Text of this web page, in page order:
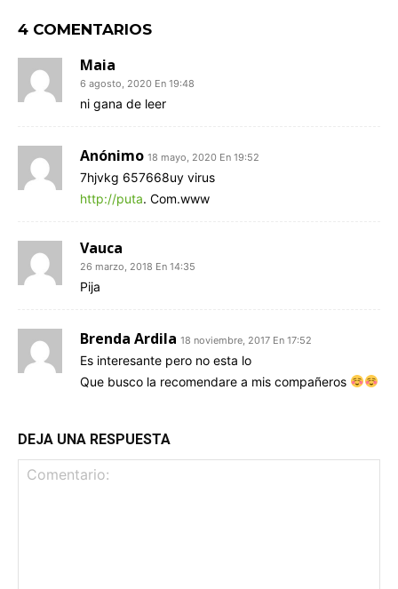
4 COMENTARIOS
Maia
6 agosto, 2020 En 19:48
ni gana de leer
Anónimo 18 mayo, 2020 En 19:52
7hjvkg 657668uy virus
http://puta. Com.www
Vauca
26 marzo, 2018 En 14:35
Pija
Brenda Ardila 18 noviembre, 2017 En 17:52
Es interesante pero no esta lo
Que busco la recomendare a mis compañeros
DEJA UNA RESPUESTA